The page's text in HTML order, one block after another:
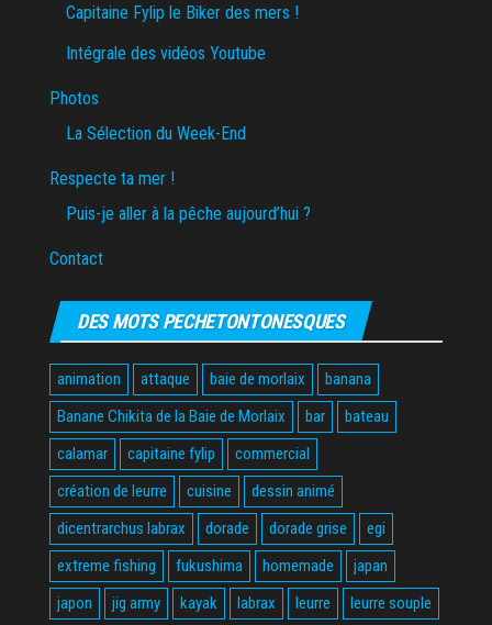
Capitaine Fylip le Biker des mers !
Intégrale des vidéos Youtube
Photos
La Sélection du Week-End
Respecte ta mer !
Puis-je aller à la pêche aujourd’hui ?
Contact
DES MOTS PECHETONTONESQUES
animation attaque baie de morlaix
banana
Banane Chikita de la Baie de Morlaix
bar
bateau
calamar
capitaine fylip
commercial
création de leurre
cuisine
dessin animé
dicentrarchus labrax
dorade dorade grise
egi
extreme fishing
fukushima homemade
japan
japon
jig army kayak labrax leurre leurre souple